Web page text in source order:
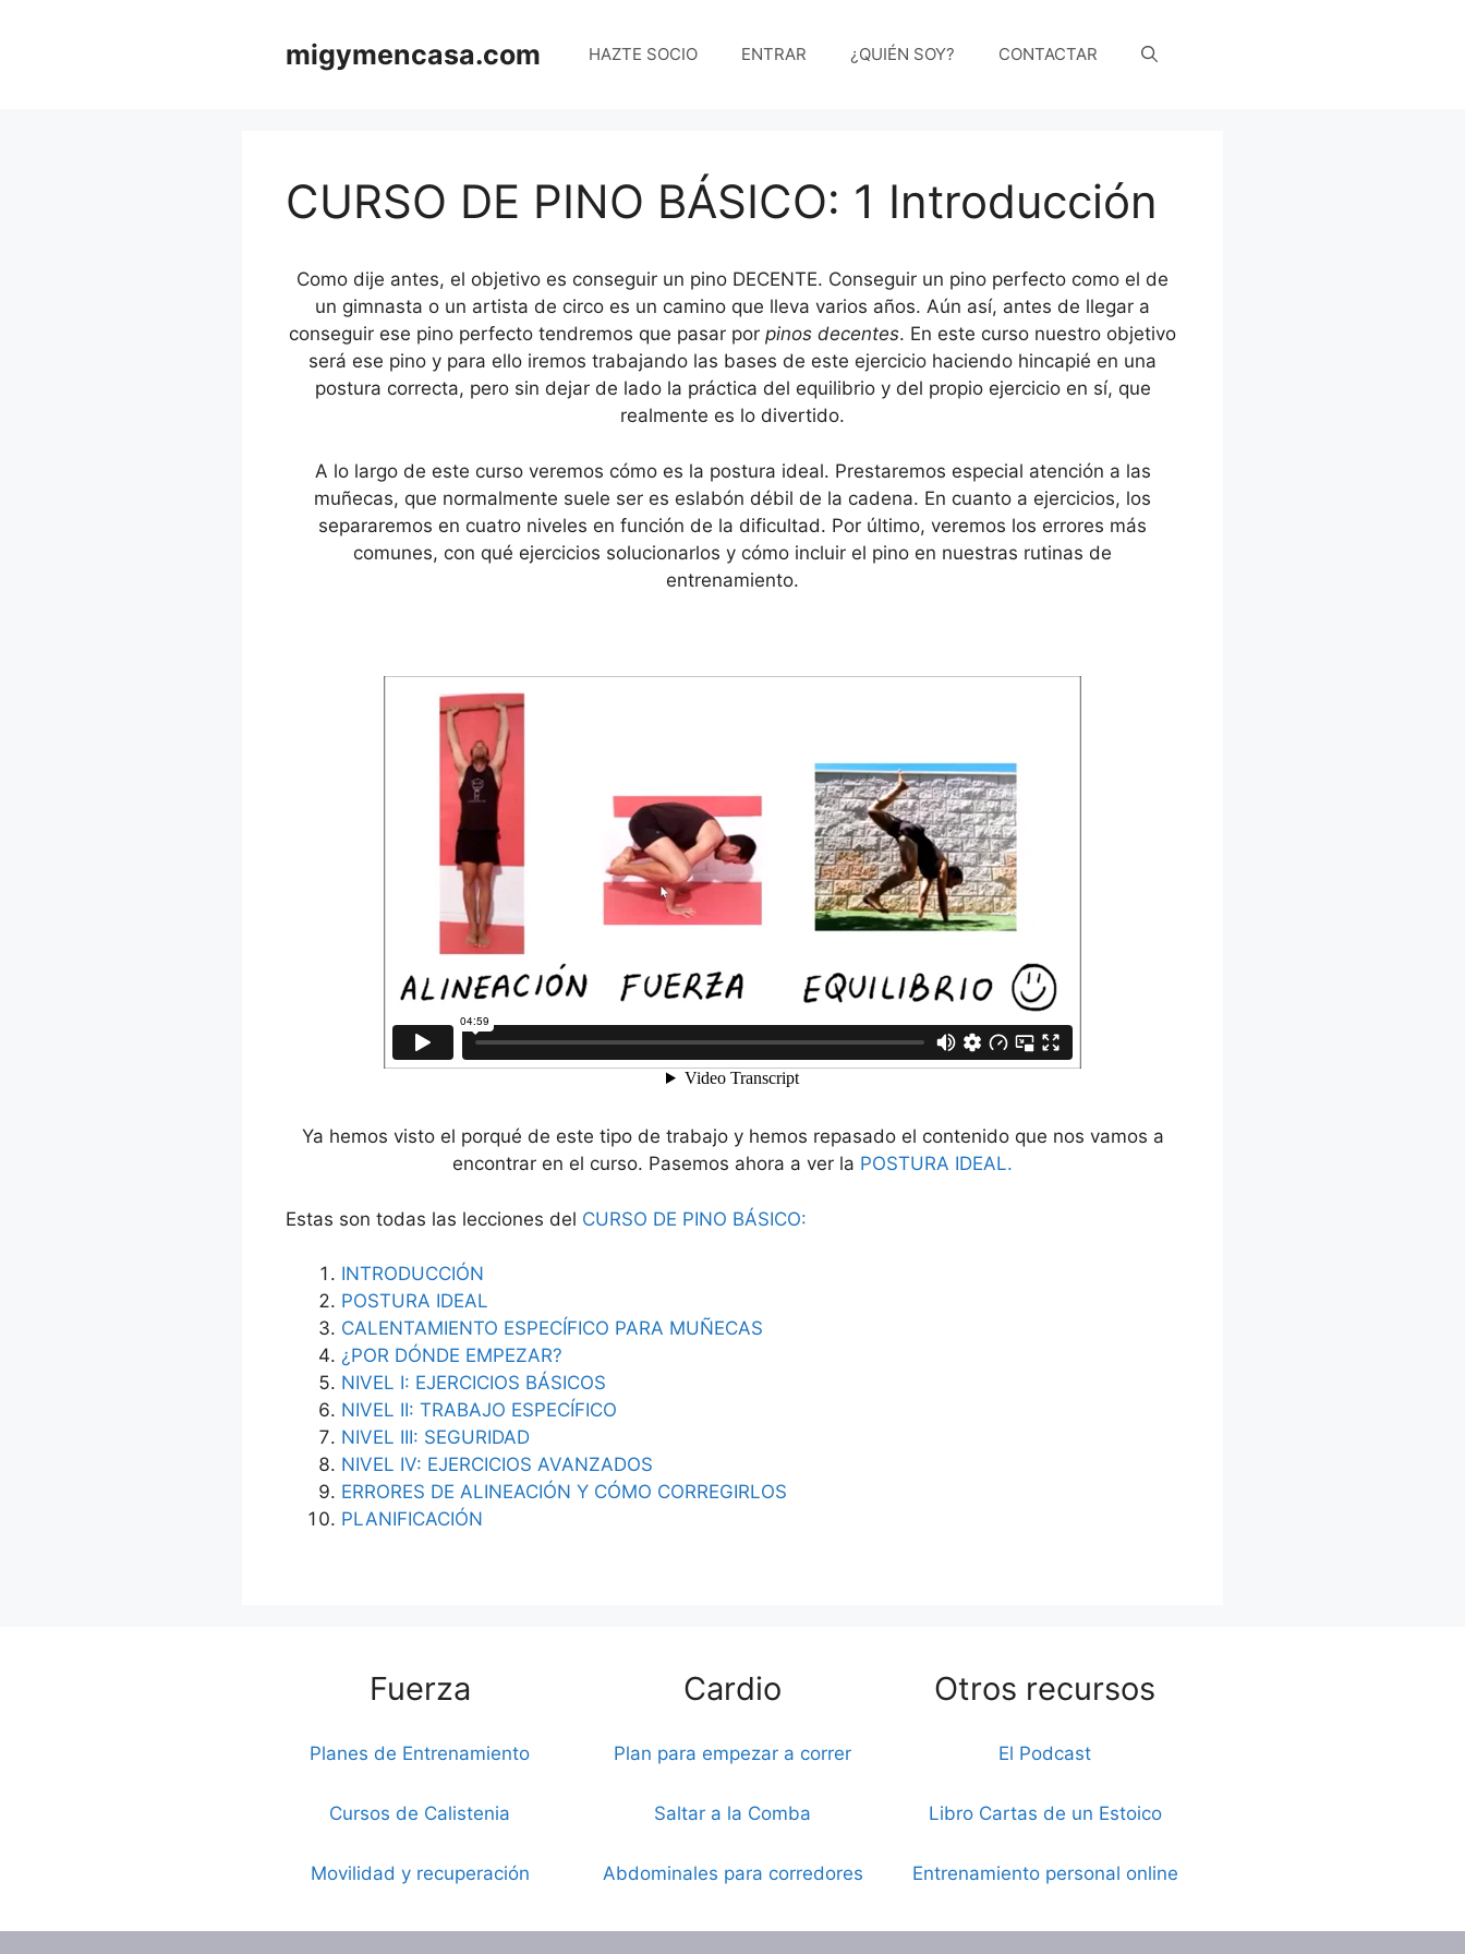
migymencasa.com HAZTE SOCIO ENTRAR ¿QUIÉN SOY? CONTACTAR
CURSO DE PINO BÁSICO: 1 Introducción
Como dije antes, el objetivo es conseguir un pino DECENTE. Conseguir un pino perfecto como el de
un gimnasta o un artista de circo es un camino que lleva varios años. Aún así, antes de llegar a
conseguir ese pino perfecto tendremos que pasar por pinos decentes. En este curso nuestro objetivo
será ese pino y para ello iremos trabajando las bases de este ejercicio haciendo hincapié en una
postura correcta, pero sin dejar de lado la práctica del equilibrio y del propio ejercicio en sí, que
realmente es lo divertido.
A lo largo de este curso veremos cómo es la postura ideal. Prestaremos especial atención a las
muñecas, que normalmente suele ser es eslabón débil de la cadena. En cuanto a ejercicios, los
separaremos en cuatro niveles en función de la dificultad. Por último, veremos los errores más
comunes, con qué ejercicios solucionarlos y cómo incluir el pino en nuestras rutinas de
entrenamiento.
Ya hemos visto el porqué de este tipo de trabajo y hemos repasado el contenido que nos vamos a
encontrar en el curso. Pasemos ahora a ver la POSTURA IDEAL.
Estas son todas las lecciones del CURSO DE PINO BÁSICO:
INTRODUCCIÓN
POSTURA IDEAL
CALENTAMIENTO ESPECÍFICO PARA MUÑECAS
¿POR DÓNDE EMPEZAR?
NIVEL I: EJERCICIOS BÁSICOS
NIVEL II: TRABAJO ESPECÍFICO
NIVEL III: SEGURIDAD
NIVEL IV: EJERCICIOS AVANZADOS
ERRORES DE ALINEACIÓN Y CÓMO CORREGIRLOS
PLANIFICACIÓN
Fuerza
Planes de Entrenamiento
Cursos de Calistenia
Movilidad y recuperación
Cardio
Plan para empezar a correr
Saltar a la Comba
Abdominales para corredores
Otros recursos
El Podcast
Libro Cartas de un Estoico
Entrenamiento personal online